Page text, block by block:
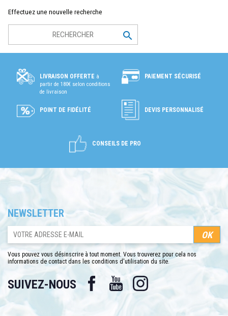
Effectuez une nouvelle recherche

LIVRAISON OFFERTE à
partir de 180€ selon conditions
de livraison
PAIEMENT SÉCURISÉ
POINT DE FIDÉLITÉ DEVIS PERSONNALISÉ
CONSEILS DE PRO
NEWSLETTER
Vous pouvez vous désinscrire à tout moment. Vous trouverez pour cela nos
informations de contact dans les conditions d'utilisation du site.
SUIVEZ-NOUS Facebook YouTube Instagram